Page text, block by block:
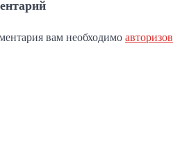
вам необходимо